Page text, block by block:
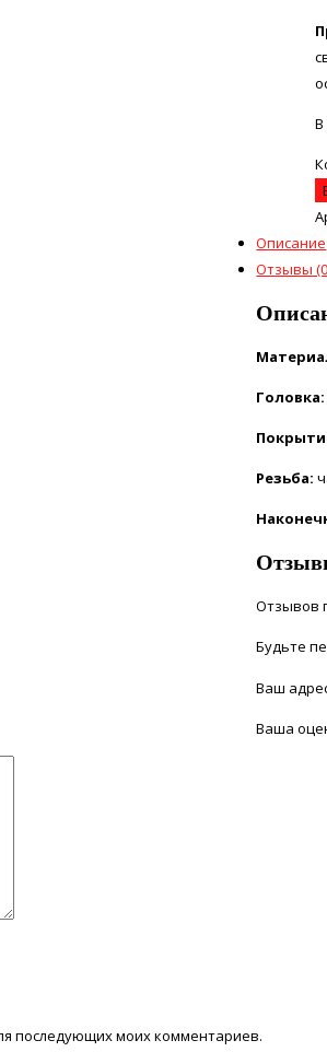
В
Описание
Отзывы
Резьба:
Отзывов
Будьте
Ваш
Ваша
последующих моих комментариев.